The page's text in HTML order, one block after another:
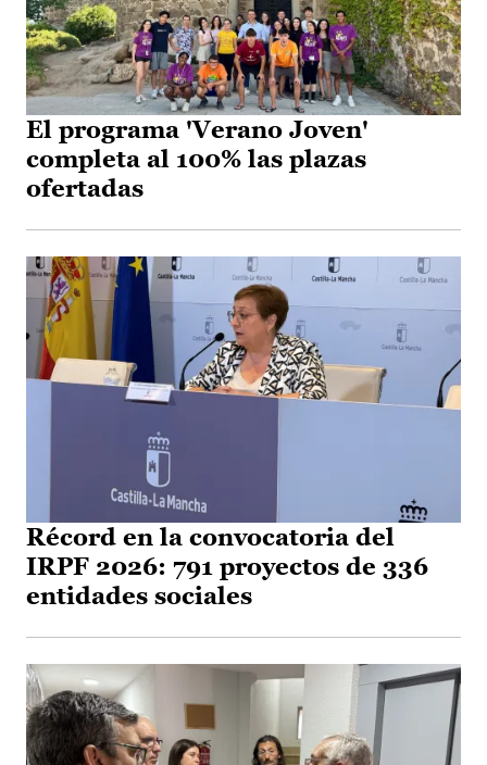
El programa 'Verano Joven'
completa al 100% las plazas
ofertadas
Récord en la convocatoria del
IRPF 2026: 791 proyectos de 336
entidades sociales